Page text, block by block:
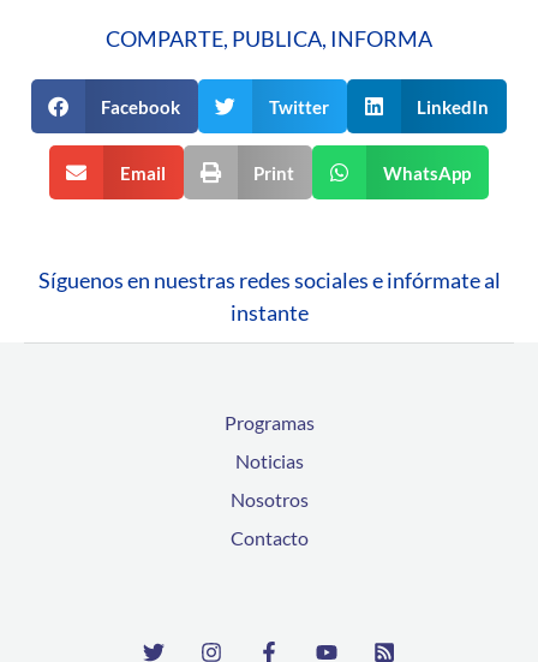
COMPARTE, PUBLICA, INFORMA
Facebook Twitter LinkedIn
Email Print WhatsApp
Síguenos en nuestras redes sociales e infórmate al
instante
Programas
Noticias
Nosotros
Contacto